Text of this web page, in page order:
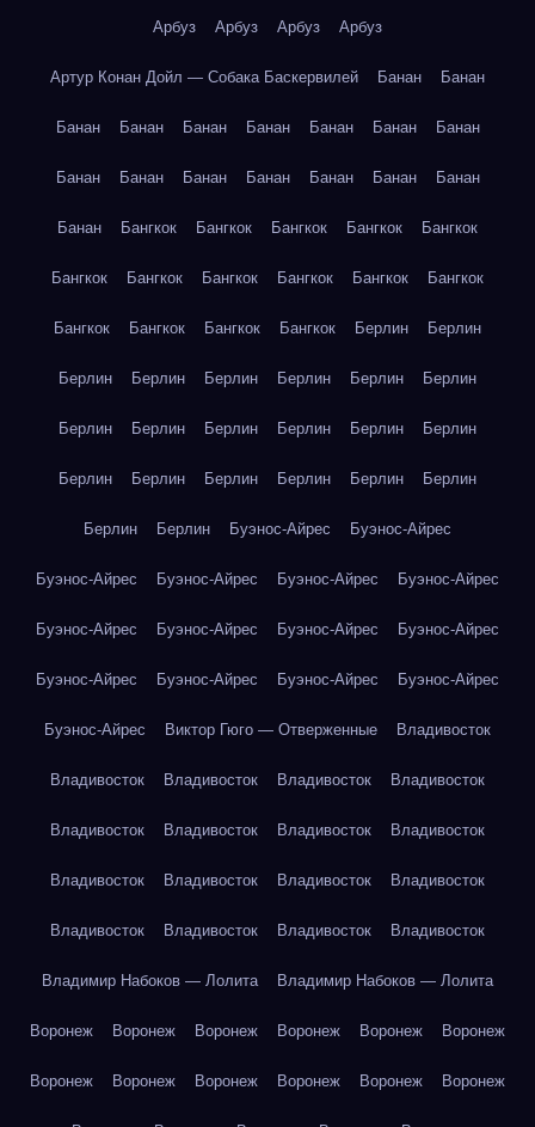
Арбуз Арбуз Арбуз Арбуз
Артур Конан Дойл — Собака Баскервилей Банан Банан
Банан Банан Банан Банан Банан Банан Банан
Банан Банан Банан Банан Банан Банан Банан
Банан Бангкок Бангкок Бангкок Бангкок Бангкок
Бангкок Бангкок Бангкок Бангкок Бангкок Бангкок
Бангкок Бангкок Бангкок Бангкок Берлин Берлин
Берлин Берлин Берлин Берлин Берлин Берлин
Берлин Берлин Берлин Берлин Берлин Берлин
Берлин Берлин Берлин Берлин Берлин Берлин
Берлин Берлин Буэнос-Айрес Буэнос-Айрес
Буэнос-Айрес Буэнос-Айрес Буэнос-Айрес Буэнос-Айрес
Буэнос-Айрес Буэнос-Айрес Буэнос-Айрес Буэнос-Айрес
Буэнос-Айрес Буэнос-Айрес Буэнос-Айрес Буэнос-Айрес
Буэнос-Айрес Виктор Гюго — Отверженные Владивосток
Владивосток Владивосток Владивосток Владивосток
Владивосток Владивосток Владивосток Владивосток
Владивосток Владивосток Владивосток Владивосток
Владивосток Владивосток Владивосток Владивосток
Владимир Набоков — Лолита Владимир Набоков — Лолита
Воронеж Воронеж Воронеж Воронеж Воронеж Воронеж
Воронеж Воронеж Воронеж Воронеж Воронеж Воронеж